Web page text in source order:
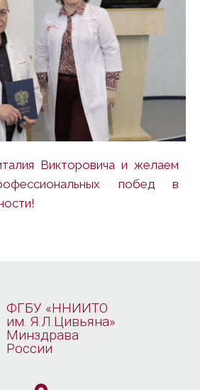
Викторовича и желаем
побед в
ФГБУ «ННИИТО
им. Я.Л.Цивьяна»
Минздрава
России